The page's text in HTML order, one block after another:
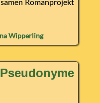
Wipperling